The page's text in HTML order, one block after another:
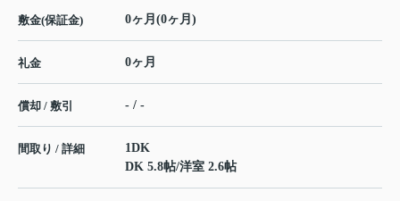
敷金(保証金) 0ヶ月(0ヶ月)
礼金 0ヶ月
償却 / 敷引 - / -
間取り / 詳細
1DK
DK 5.8帖/洋室 2.6帖